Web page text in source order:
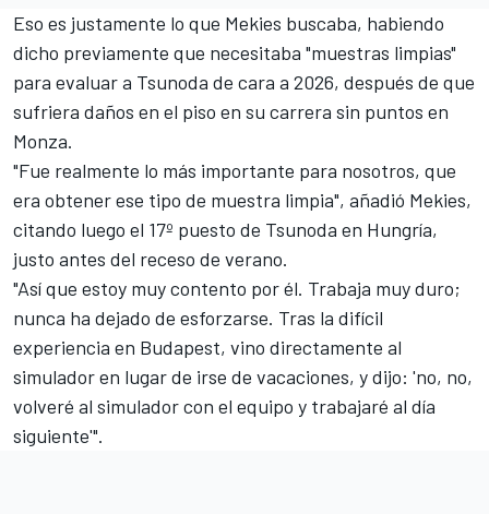
Eso es justamente lo que Mekies buscaba, habiendo
dicho previamente que necesitaba "muestras limpias"
para evaluar a Tsunoda de cara a 2026, después de que
sufriera daños en el piso en su carrera sin puntos en
Monza.
"Fue realmente lo más importante para nosotros, que
era obtener ese tipo de muestra limpia", añadió Mekies,
citando luego el 17º puesto de Tsunoda en Hungría,
justo antes del receso de verano.
"Así que estoy muy contento por él. Trabaja muy duro;
nunca ha dejado de esforzarse. Tras la difícil
experiencia en Budapest, vino directamente al
simulador en lugar de irse de vacaciones, y dijo: 'no, no,
volveré al simulador con el equipo y trabajaré al día
siguiente'".